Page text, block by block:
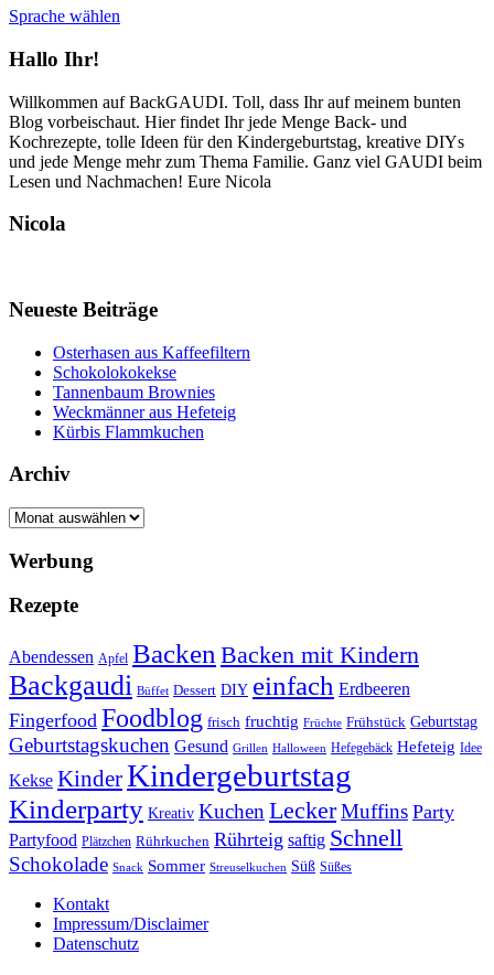
Sprache wählen
Hallo Ihr!
Willkommen auf BackGAUDI. Toll, dass Ihr auf meinem bunten
Blog vorbeischaut. Hier findet Ihr jede Menge Back- und
Kochrezepte, tolle Ideen für den Kindergeburtstag, kreative DIYs
und jede Menge mehr zum Thema Familie. Ganz viel GAUDI beim
Lesen und Nachmachen! Eure Nicola
Nicola
Neueste Beiträge
Osterhasen aus Kaffeefiltern
Schokolokokekse
Tannenbaum Brownies
Weckmänner aus Hefeteig
Kürbis Flammkuchen
Archiv
Archiv
Werbung
Rezepte
Abendessen Apfel Backen Backen mit Kindern
Backgaudi Büffet Dessert DIY einfach Erdbeeren
Fingerfood Foodblog frisch fruchtig Früchte Frühstück Geburtstag
Geburtstagskuchen Gesund Grillen Halloween Hefegebäck Hefeteig Idee
Kekse KinderKindergeburtstag
Kinderparty Kreativ Kuchen LeckerMuffins Party
Partyfood Plätzchen Rührkuchen Rührteig saftig Schnell
Schokolade Snack Sommer Streuselkuchen Süß Süßes
Kontakt
Impressum/Disclaimer
Datenschutz